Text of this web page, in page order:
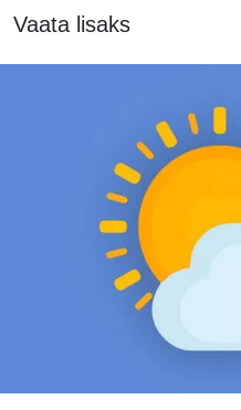
Vaata lisaks